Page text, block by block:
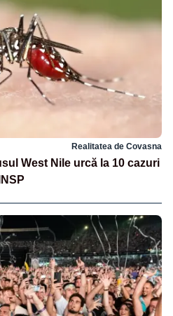
Realitatea de Covasna
West Nile urcă la 10 cazuri